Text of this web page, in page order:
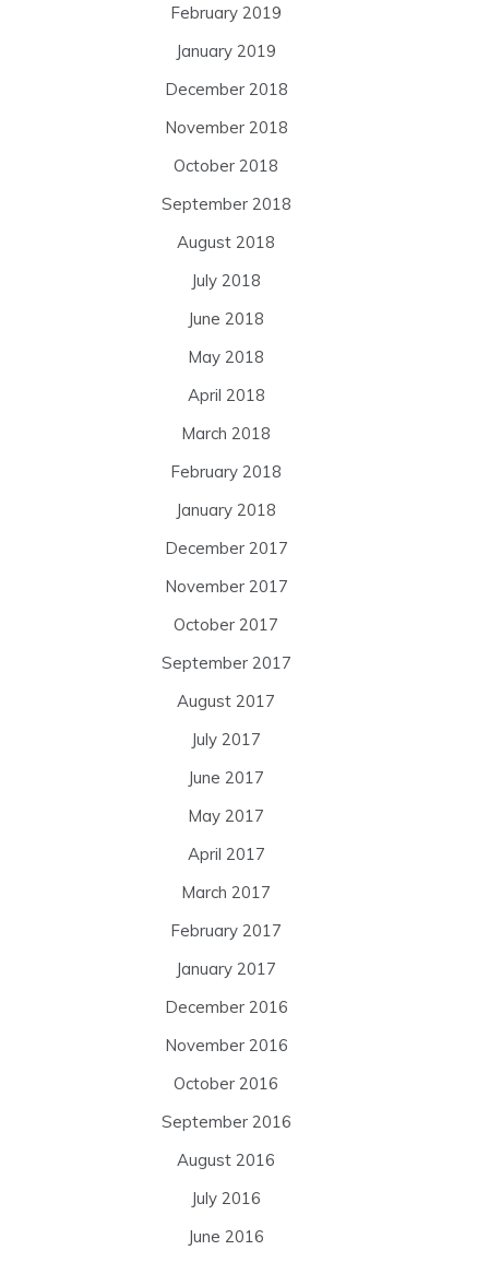
February 2019
January 2019
December 2018
November 2018
October 2018
September 2018
August 2018
July 2018
June 2018
May 2018
April 2018
March 2018
February 2018
January 2018
December 2017
November 2017
October 2017
September 2017
August 2017
July 2017
June 2017
May 2017
April 2017
March 2017
February 2017
January 2017
December 2016
November 2016
October 2016
September 2016
August 2016
July 2016
June 2016